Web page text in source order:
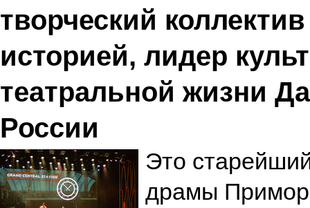
творческий
историей, лидер
театральной жизни
России
Это
драмы